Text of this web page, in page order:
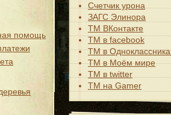
помощь
Счетчик урона
ЗАГС Элинора
ТМ ВКонтакте
ТМ в facebook
ТМ в
ТМ в Моём мире
ТМ в twitter
ТМ на Gamer